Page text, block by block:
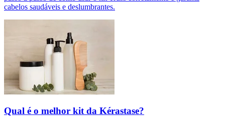
cabelos saudáveis e deslumbrantes.
Qual é o melhor kit da Kérastase?